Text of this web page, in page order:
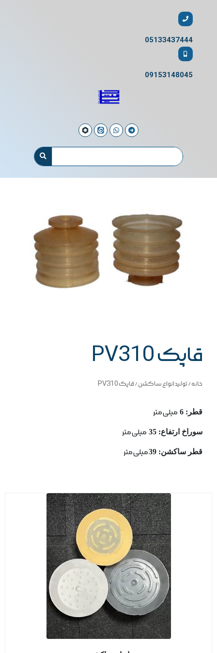
05133437444
09153148045
قاپک PV310
خانه/تولید انواع ساکشن/ قاپک PV310
قطر: 6 میلی متر
سوراخ ارتفاع: 35 میلی متر
قطر ساكشن: 39 میلی متر